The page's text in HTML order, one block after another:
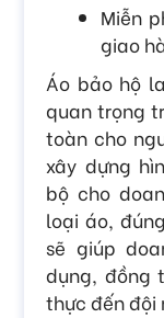
Miễn
giao
Áo bảo hộ
quan trọng
toàn cho
xây dựng
bộ cho
loại áo,
sẽ giúp
dụng, đồng
thực đến đội